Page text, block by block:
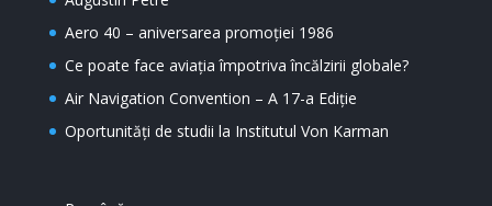
Aero 40 – aniversarea promoției 1986
Ce poate face aviația împotriva încălzirii globale?
Air Navigation Convention – A 17-a Ediție
Oportunități de studii la Institutul Von Karman